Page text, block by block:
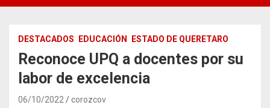
DESTACADOS EDUCACIÓN ESTADO DE QUERETARO
Reconoce UPQ a docentes por su
labor de excelencia
06/10/2022 corozcov